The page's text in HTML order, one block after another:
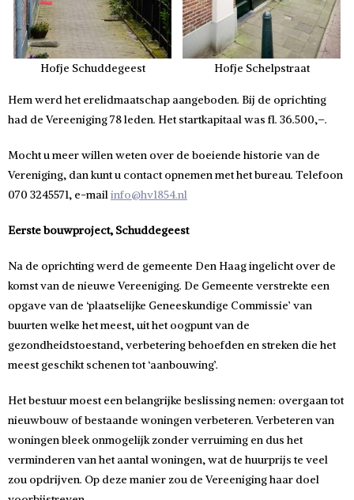
Hofje Schuddegeest Hofje Schelpstraat
Hem werd het erelidmaatschap aangeboden. Bij de oprichting
had de Vereeniging 78 leden. Het startkapitaal was fl. 36.500,–.
Mocht u meer willen weten over de boeiende historie van de
Vereniging, dan kunt u contact opnemen met het bureau. Telefoon
070 3245571, e-mailinfo@hv1854.nl
Eerste bouwproject, Schuddegeest
Na de oprichting werd de gemeente Den Haag ingelicht over de
komst van de nieuwe Vereeniging. De Gemeente verstrekte een
opgave van de ‘plaatselijke Geneeskundige Commissie’ van
buurten welke het meest, uit het oogpunt van de
gezondheidstoestand, verbetering behoefden en streken die het
meest geschikt schenen tot ‘aanbouwing’.
Het bestuur moest een belangrijke beslissing nemen: overgaan tot
nieuwbouw of bestaande woningen verbeteren. Verbeteren van
woningen bleek onmogelijk zonder verruiming en dus het
verminderen van het aantal woningen, wat de huurprijs te veel
zou opdrijven. Op deze manier zou de Vereeniging haar doel